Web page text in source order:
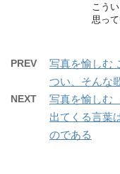
こう
思っ
PREV
写真を愉しむ
つい、そんな
NEXT
写真を愉しむ
出てくる言葉
のである